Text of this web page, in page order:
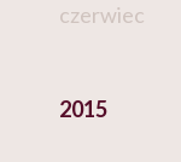
czerwiec
2015